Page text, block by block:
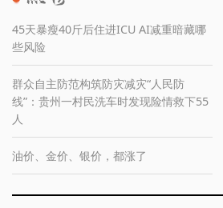
45天暴瘦40斤后住进ICU AI减重暗藏哪
些风险
群众自主防范构筑防灾减灾“人民防
线”：贵州一村民洗车时发现险情救下55
人
油价、金价、银价，都涨了